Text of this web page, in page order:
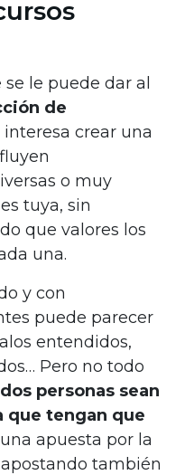
le puede dar al
de
interesa crear una
o muy
tuya, sin
que valores los
una.
y con
puede parecer
entendidos,
Pero no todo
personas sean
que tengan que
apuesta por la
también